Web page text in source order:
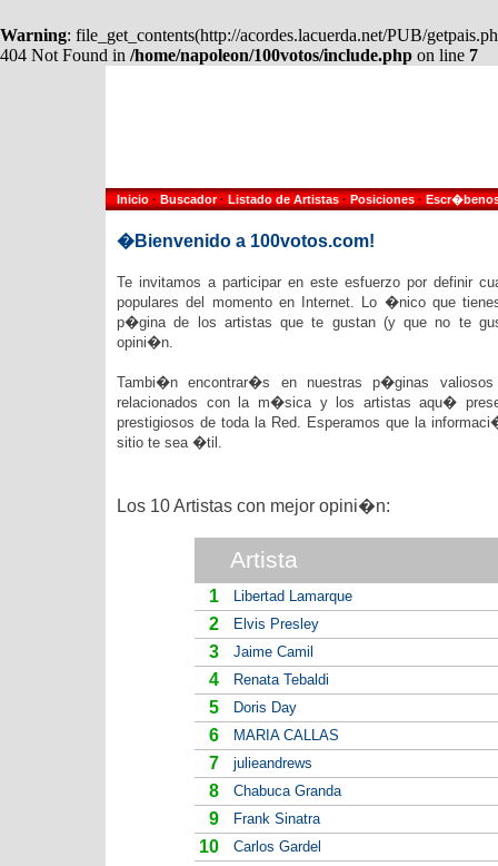
Warning: file_get_contents(http://acordes.lacuerda.net/PUB/
404 Not Found in /home/napoleon/100votos/include.php on line 7
Inicio·Buscador·Listado de Artistas·Posiciones·
�Bienvenido a 100votos.com!
Te invitamos a participar en este esfuerzo por definir
populares del momento en Internet. Lo �nico que
p�gina de los artistas que te gustan (y que no te
opini�n.
Tambi�n encontrar�s en nuestras p�ginas
relacionados con la m�sica y los artistas aqu�
prestigiosos de toda la Red. Esperamos que la
sitio te sea �til.
Los 10 Artistas con mejor opini�n:
Artista
1 Libertad Lamarque
2 Elvis Presley
3 Jaime Camil
4 Renata Tebaldi
5 Doris Day
6 MARIA CALLAS
7 julieandrews
8 Chabuca Granda
9 Frank Sinatra
10 Carlos Gardel